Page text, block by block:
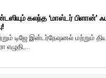
கலந்த ‘மாஸ்டர் பிளான்’
டிஜே இன்டர்நேஷனல் மற்றும்